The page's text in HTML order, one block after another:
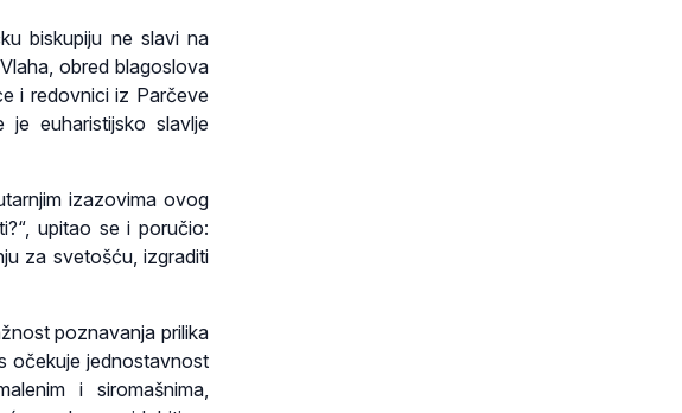
biskupiju ne slavi na
obred blagoslova
i redovnici iz Parčeve
euharistijsko slavlje
izazovima ovog
upitao se i poručio:
za svetošću, izgraditi
poznavanja prilika
očekuje jednostavnost
i siromašnima,